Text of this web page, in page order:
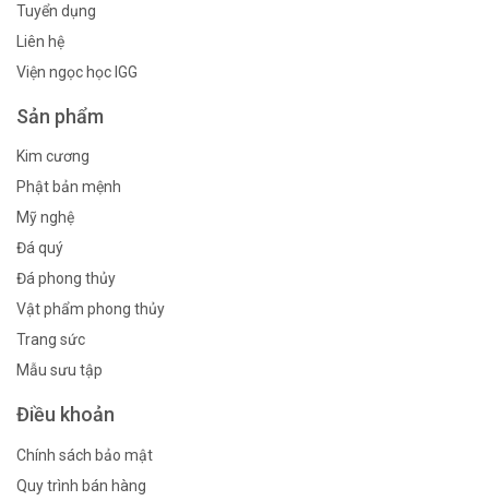
Tuyển dụng
Liên hệ
Viện ngọc học IGG
Sản phẩm
Kim cương
Phật bản mệnh
Mỹ nghệ
Đá quý
Đá phong thủy
Vật phẩm phong thủy
Trang sức
Mẫu sưu tập
Điều khoản
Chính sách bảo mật
Quy trình bán hàng